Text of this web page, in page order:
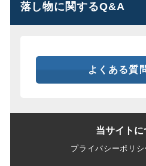
落し物に関するQ&A
よくある質
当サイトに
プライバシーポリシ